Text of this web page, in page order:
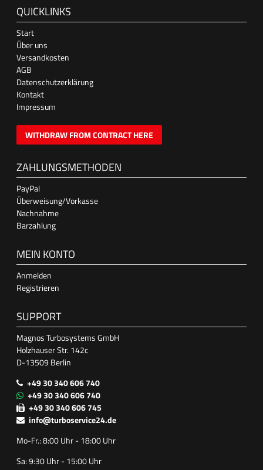
QUICKLINKS
Start
Über uns
Versandkosten
AGB
Datenschutzerklärung
Kontakt
Impressum
WITHDRAW FROM CONTRACT HERE
ZAHLUNGSMETHODEN
PayPal
Überweisung/Vorkasse
Nachnahme
Barzahlung
MEIN KONTO
Anmelden
Registrieren
SUPPORT
Magnos Turbosystems GmbH
Holzhauser Str. 142c
D-13509 Berlin
+49 30 340 606 740
+49 30 340 606 740
+49 30 340 606 745
info@turboservice24.de
Mo-Fr.: 8:00 Uhr - 18:00 Uhr
Sa: 9:30 Uhr - 15:00 Uhr